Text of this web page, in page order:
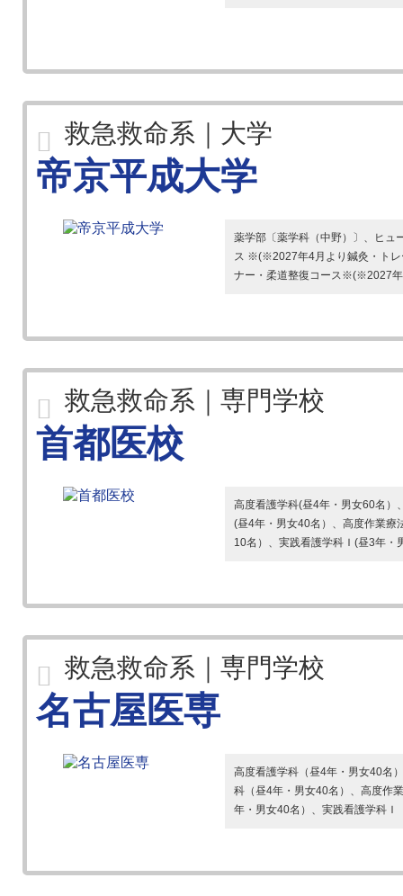
救急救命系｜大学
帝京平成大学
薬学部〔薬学科（中野）〕、ヒュ
ス ※(※2027年4月より鍼灸・トレ
ナー・柔道整復コース※(※2027年
救急救命系｜専門学校
首都医校
高度看護学科(昼4年・男女60名）
(昼4年・男女40名）、高度作業療
10名）、実践看護学科Ｉ(昼3年・
救急救命系｜専門学校
名古屋医専
高度看護学科（昼4年・男女40名
科（昼4年・男女40名）、高度作
年・男女40名）、実践看護学科Ｉ